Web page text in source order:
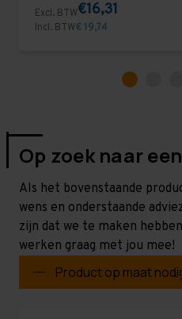
Excl. BTW€16,31
Incl. BTW€ 19,74
Op zoek naar
Als het bovenstaande
wens en onderstaande
zijn dat we te maken
werken graag met jou mee!
Product op maat